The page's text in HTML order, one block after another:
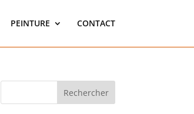
PEINTURE CONTACT